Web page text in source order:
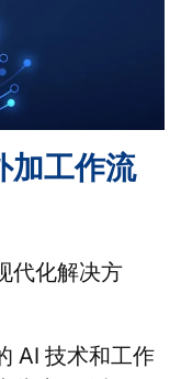
加工作流
代化解决方
AI 技术和工作